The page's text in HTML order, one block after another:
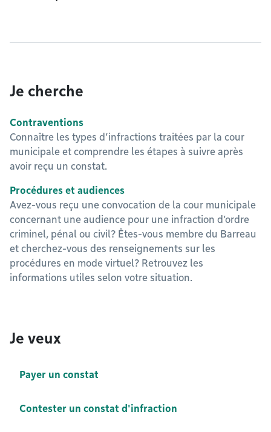
Je cherche
Contraventions
Connaître les types d’infractions traitées par la cour
municipale et comprendre les étapes à suivre après
avoir reçu un constat.
Procédures et audiences
Avez-vous reçu une convocation de la cour municipale
concernant une audience pour une infraction d’ordre
criminel, pénal ou civil? Êtes-vous membre du Barreau
et cherchez-vous des renseignements sur les
procédures en mode virtuel? Retrouvez les
informations utiles selon votre situation.
Je veux
Payer un constat
Contester un constat d'infraction